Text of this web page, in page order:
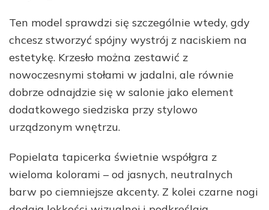
Ten model sprawdzi się szczególnie wtedy, gdy
chcesz stworzyć spójny wystrój z naciskiem na
estetykę. Krzesło można zestawić z
nowoczesnymi stołami w jadalni, ale równie
dobrze odnajdzie się w salonie jako element
dodatkowego siedziska przy stylowo
urządzonym wnętrzu.
Popielata tapicerka świetnie współgra z
wieloma kolorami – od jasnych, neutralnych
barw po ciemniejsze akcenty. Z kolei czarne nogi